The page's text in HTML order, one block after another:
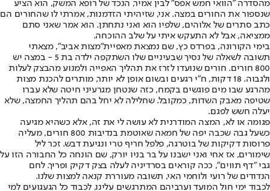
מהסדרה "הוואי חמש אפס" לבין אמיר, הנכד של רופא המשק, הוא הציע
שנספור את החורים במצה. אני, שזיהיתי הזדמנות, אמרתי לו שהחורים הם
כתב סתרים של אלוהים, שלפיו הוא ואני נתחתן. הוא אמר שאני סתם
ממציאה, אבל לא התעקש איתי על שלב ההוכחה.
בימי הקורונה, בפרדס כץ, שם נמצאת מאפיית"מצות אביב", מצאתי
תשובה לשאלה של נסיך שבעיניים שלו השתקפה ילדה בת 5 - במצה יש
800 חורים. חורים שנועדו לזרז את תהליך האפייה ולמנוע מהבצק לעלות
ולגבוה. 18 דקות, ח"י רגעים ובשום אופן לא יותר, מותרים להכנת מצות
מהרגע שבו מים פוגשים בקמח, כזה שנטחן מגרעיני חיטה שלא עברו
שטיפה מאבק השדות, כמקובל. שחלילה לא יחל בהם תהליך החמצה, שלא
יעלה חשש לפגם.
פגומה או לא, המצה המודרנית לא עושה לי את זה, אלא כשהיא מגיעה
כשעל גבה שכבה יפה של חמאה שאוטמת בנדיבות 800 חורים, מעליה
פרוסות דקיקות של בוטרגה, פלפל חריף טרי ונגיעת דבש. זכר ליל
שימורים, אז אחי ואני ישבנו על בר בניו יורק, שם הונחה כל החבורה הזו על
גבי "דף תווים", ככה קוראים בסרדיניה לעלה בצק דקיק ופריך. לחם
הנדודים של רועי ולוחמי האי, תשובה מעוררת קנאה למצות שלנו.
לכבוד ימי חול המועד וערביהם המתרגשים עלינו, לכבוד כל הגעגועים למי